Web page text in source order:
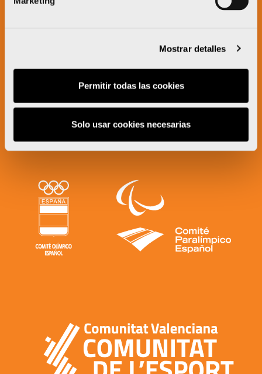
Mostrar detalles
Permitir todas las cookies
Solo usar cookies necesarias